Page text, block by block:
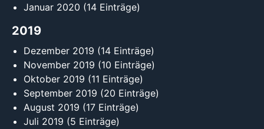
Januar 2020 (14 Einträge)
2019
Dezember 2019 (14 Einträge)
November 2019 (10 Einträge)
Oktober 2019 (11 Einträge)
September 2019 (20 Einträge)
August 2019 (17 Einträge)
Juli 2019 (5 Einträge)